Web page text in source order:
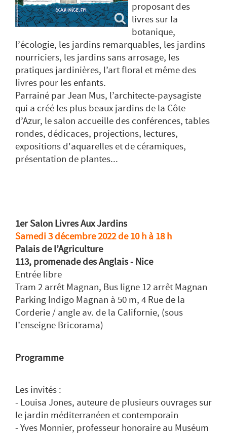
proposant des
livres sur la
botanique,
l’écologie, les jardins remarquables, les jardins
nourriciers, les jardins sans arrosage, les
pratiques jardinières, l’art floral et même des
livres pour les enfants.
Parrainé par Jean Mus, l’architecte-paysagiste
qui a créé les plus beaux jardins de la Côte
d’Azur, le salon accueille des conférences, tables
rondes, dédicaces, projections, lectures,
expositions d'aquarelles et de céramiques,
présentation de plantes...
1er Salon Livres Aux Jardins
Samedi 3 décembre 2022 de 10 h à 18 h
Palais de l’Agriculture
113, promenade des Anglais - Nice
Entrée libre
Tram 2 arrêt Magnan, Bus ligne 12 arrêt Magnan
Parking Indigo Magnan à 50 m, 4 Rue de la
Corderie / angle av. de la Californie, (sous
l’enseigne Bricorama)
Programme
Les invités :
- Louisa Jones, auteure de plusieurs ouvrages sur
le jardin méditerranéen et contemporain
- Yves Monnier, professeur honoraire au Muséum